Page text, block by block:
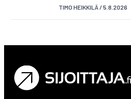
TIMO HEIKKILÄ/5.8.2026